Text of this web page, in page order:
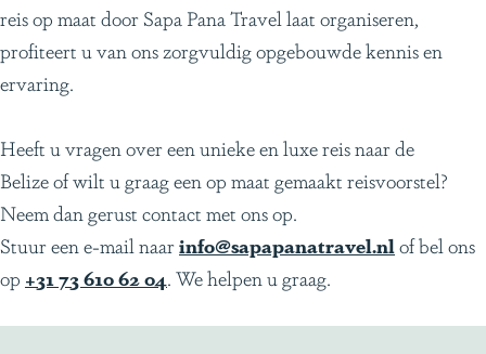
reis op maat door Sapa Pana Travel laat organiseren,
profiteert u van ons zorgvuldig opgebouwde kennis en
ervaring.
Heeft u vragen over een unieke en luxe reis naar de
Belize of wilt u graag een op maat gemaakt reisvoorstel?
Neem dan gerust contact met ons op.
Stuur een e-mail naarinfo@sapapanatravel.nlof bel ons
op +31 73 610 62 04. We helpen u graag.